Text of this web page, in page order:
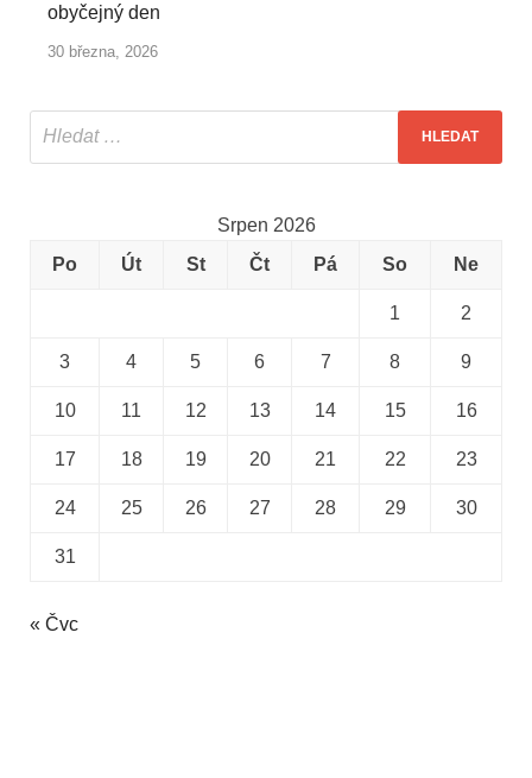
obyčejný den
30 března, 2026
Srpen 2026
Po
Út St Čt Pá So Ne
1 2
3 4 5 6 7 8 9
10 11 12 13 14 15 16
17 18 19 20 21 22 23
24 25 26 27 28 29 30
31
« Čvc